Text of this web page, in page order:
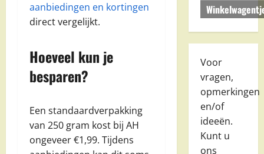
aanbiedingen en kortingen
direct vergelijkt.
Hoeveel kun je
besparen?
Een standaardverpakking
van 250 gram kost bij AH
ongeveer €1,99. Tijdens
Voor
vragen,
opmerkingen
en/of
ideeën.
Kunt u
ons